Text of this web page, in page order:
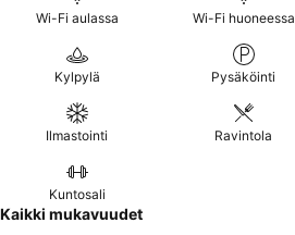
Wi-Fi aulassa Wi-Fi huoneessa
Kylpylä Pysäköinti
Ilmastointi Ravintola
Kuntosali
Kaikki mukavuudet